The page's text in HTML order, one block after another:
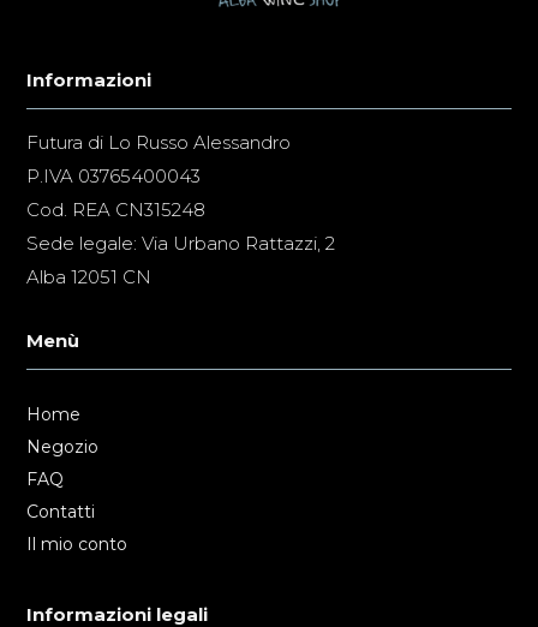
Informazioni
Futura di Lo Russo Alessandro
P.IVA 03765400043
Cod. REA CN315248
Sede legale: Via Urbano Rattazzi, 2
Alba 12051 CN
Menù
Home
Negozio
FAQ
Contatti
Il mio conto
Informazioni legali